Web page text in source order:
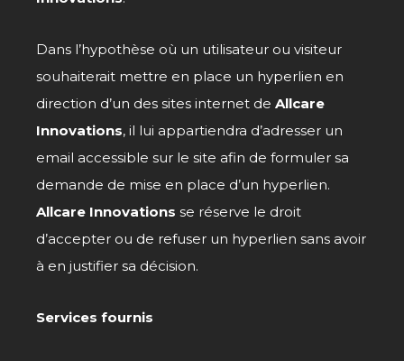
Dans l’hypothèse où un utilisateur ou visiteur
souhaiterait mettre en place un hyperlien en
direction d’un des sites internet deAllcare
Innovations, il lui appartiendra d’adresser un
email accessible sur le site afin de formuler sa
demande de mise en place d’un hyperlien.
Allcare Innovations se réserve le droit
d’accepter ou de refuser un hyperlien sans avoir
à en justifier sa décision.
Services fournis